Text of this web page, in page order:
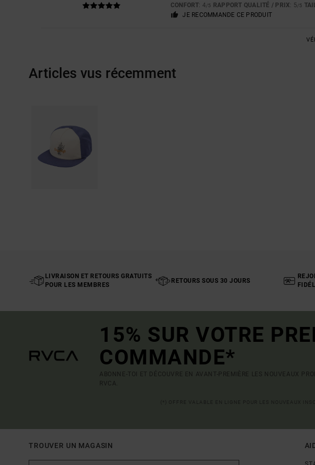
CONFORT: 4/5 RAPPORT QUALITÉ / PRIX: 5/5
JE RECOMMANDE CE PRODUIT
Articles vus récemment
LIVRAISON ET RETOURS GRATUITS
POUR LES MEMBRES
RETOURS SOUS 30 JOURS
15% SUR VOTRE
COMMANDE*
ABONNE-TOI ET DÉCOUVRE EN AVANT-PREMIÈRE LES NOUVEAUX
RVCA.
TROUVER UN MAGASIN